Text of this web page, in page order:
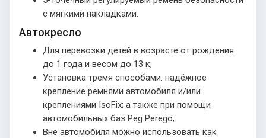
с мягкими накладками.
Автокресло
Для перевозки детей в возрасте от рождения
до 1 года и весом до 13 к;
Установка тремя способами: надёжное
крепление ремнями автомобиля и/или
креплениями IsoFix; а также при помощи
автомобильных баз Peg Perego;
Вне автомобиля можно использовать как